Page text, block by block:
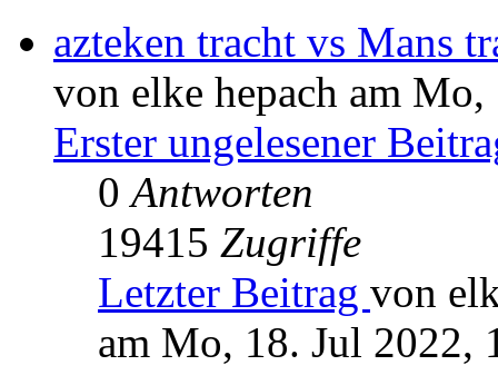
azteken tracht vs Mans
von elke hepach am
Erster ungelesener
0Antworten
19415 Zugriffe
Letzter Beitrag von
am Mo, 18. Jul 2022,